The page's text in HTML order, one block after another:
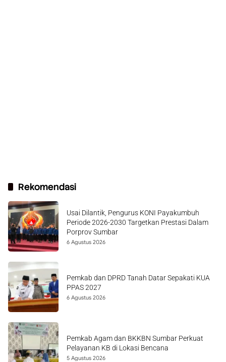
Rekomendasi
Usai Dilantik, Pengurus KONI Payakumbuh
Periode 2026-2030 Targetkan Prestasi Dalam
Porprov Sumbar
6 Agustus 2026
Pemkab dan DPRD Tanah Datar Sepakati KUA
PPAS 2027
6 Agustus 2026
Pemkab Agam dan BKKBN Sumbar Perkuat
Pelayanan KB di Lokasi Bencana
5 Agustus 2026